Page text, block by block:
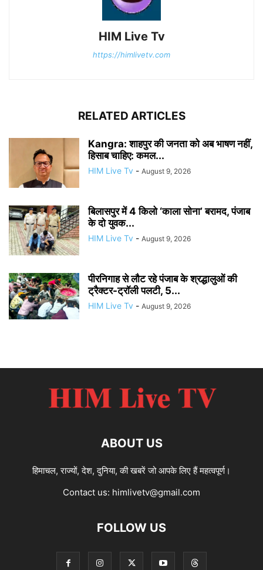
HIM Live Tv
https://himlivetv.com
RELATED ARTICLES
Kangra: शाहपुर की जनता को अब भाषण नहीं,
हिसाब चाहिए: कमल...
HIM Live Tv - August 9, 2026
बिलासपुर में 4 किलो ‘काला सोना’ बरामद, पंजाब
के दो युवक...
HIM Live Tv - August 9, 2026
पीरनिगाह से लौट रहे पंजाब के श्रद्धालुओं की
ट्रैक्टर-ट्रॉली पलटी, 5...
HIM Live Tv - August 9, 2026
ABOUT US
हिमाचल, राज्यों, देश, दुनिया, की खबरें जो आपके लिए हैं महत्वपूर्ण।
Contact us: himlivetv@gmail.com
FOLLOW US